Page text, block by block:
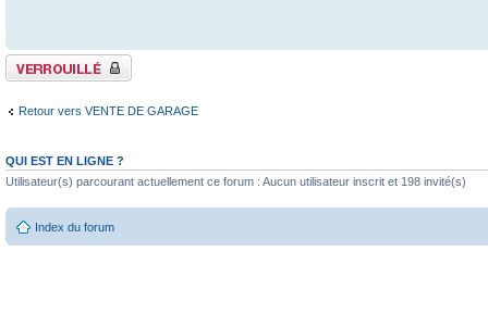
Sujet verrouillé
Retour vers VENTE DE GARAGE
QUI EST EN LIGNE ?
Utilisateur(s) parcourant actuellement ce forum : Aucun utilisateur inscrit et 198 invité(s)
Index du forum